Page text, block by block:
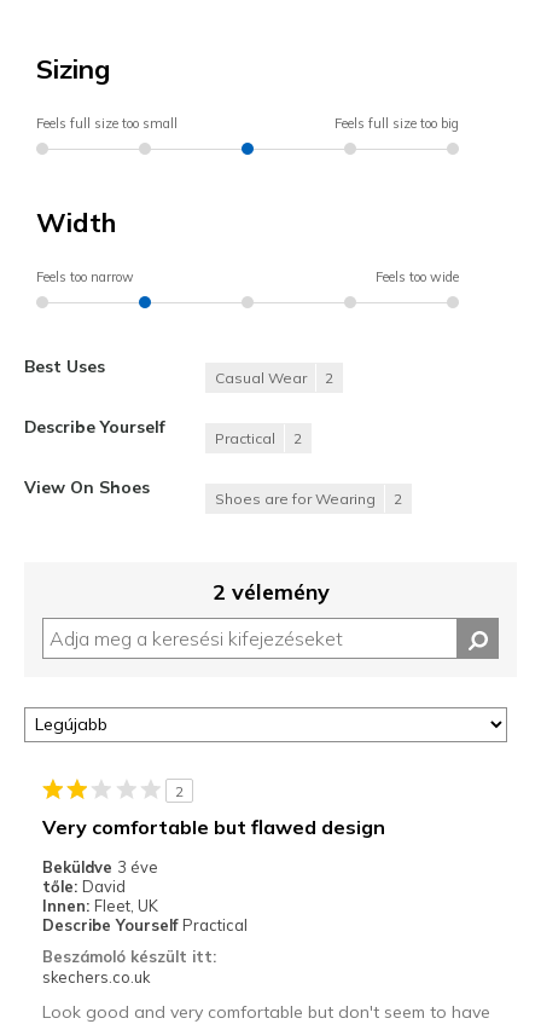
Sizing
Feels full size too small Feels full size too big
Width
Feels too narrow Feels too wide
Best Uses
Casual Wear 2
Describe Yourself
Practical 2
View On Shoes
Shoes are for Wearing 2
2 vélemény
2
Very comfortable but flawed design
Beküldve 3 éve
tőle: David
Innen: Fleet, UK
Describe Yourself Practical
Beszámoló készült itt:
skechers.co.uk
Look good and very comfortable but don't seem to have